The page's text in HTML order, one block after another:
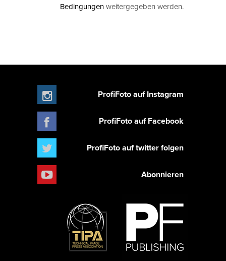
Bedingungenweitergegeben werden.
ProfiFoto auf Instagram
ProfiFoto auf Facebook
ProfiFoto auf twitter folgen
Abonnieren